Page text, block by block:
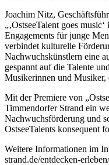
Joachim Nitz,
„‚OstseeTalent goes
Engagements für junge
verbindet kulturelle
Nachwuchskünstlern eine
gespannt auf die Talente
Musikerinnen und Musiker,
Mit der Premiere von
Timmendorfer Strand ein
Nachwuchsförderung und
OstseeTalents konsequent
Weitere Informationen im
strand.de/entdecken-